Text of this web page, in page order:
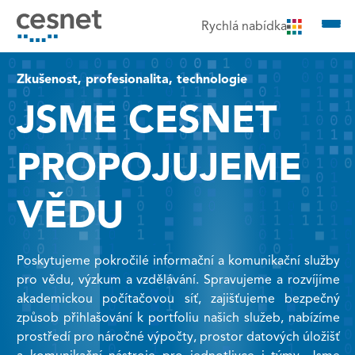
na obsah Rychlá nabídka
Zkušenost, profesionalita, technologie
JSME CESNET
PROPOJUJEME
VĚDU
Poskytujeme pokročilé informační a komunikační služby
pro vědu, výzkum a vzdělávání. Spravujeme a rozvíjíme
akademickou počítačovou síť, zajišťujeme bezpečný
způsob přihlašování k portfoliu našich služeb, nabízíme
prostředí pro náročné výpočty, prostor datových úložišť